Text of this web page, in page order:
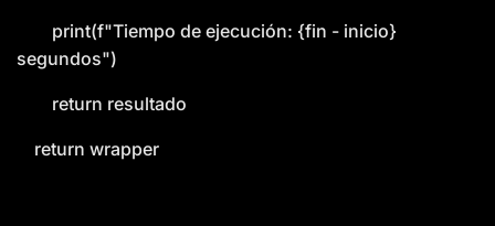
print(f"Tiempo de ejecución: {fin - inicio}
segundos")
return resultado
return wrapper